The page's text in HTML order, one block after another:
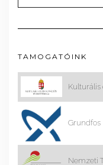
TAMOGATÓINK
Kulturális
Grundfos
Nemzeti